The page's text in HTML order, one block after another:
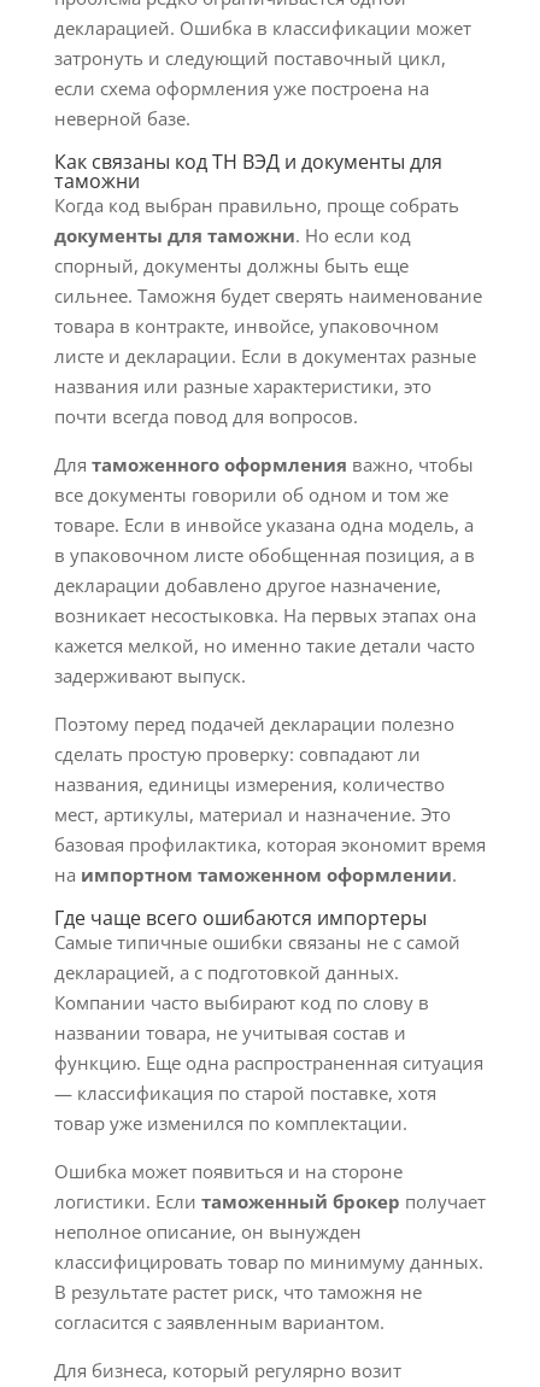
декларацией. Ошибка в классификации может
затронуть и следующий поставочный цикл,
если схема оформления уже построена на
неверной базе.
Как связаны код ТН ВЭД и документы для
таможни
Когда код выбран правильно, проще собрать
документы для таможни. Но если код
спорный, документы должны быть еще
сильнее. Таможня будет сверять наименование
товара в контракте, инвойсе, упаковочном
листе и декларации. Если в документах разные
названия или разные характеристики, это
почти всегда повод для вопросов.
Для таможенного оформления важно, чтобы
все документы говорили об одном и том же
товаре. Если в инвойсе указана одна модель, а
в упаковочном листе обобщенная позиция, а в
декларации добавлено другое назначение,
возникает несостыковка. На первых этапах она
кажется мелкой, но именно такие детали часто
задерживают выпуск.
Поэтому перед подачей декларации полезно
сделать простую проверку: совпадают ли
названия, единицы измерения, количество
мест, артикулы, материал и назначение. Это
базовая профилактика, которая экономит время
на импортном таможенном оформлении.
Где чаще всего ошибаются импортеры
Самые типичные ошибки связаны не с самой
декларацией, а с подготовкой данных.
Компании часто выбирают код по слову в
названии товара, не учитывая состав и
функцию. Еще одна распространенная ситуация
— классификация по старой поставке, хотя
товар уже изменился по комплектации.
Ошибка может появиться и на стороне
логистики. Если таможенный брокер получает
неполное описание, он вынужден
классифицировать товар по минимуму данных.
В результате растет риск, что таможня не
согласится с заявленным вариантом.
Для бизнеса, который регулярно возит